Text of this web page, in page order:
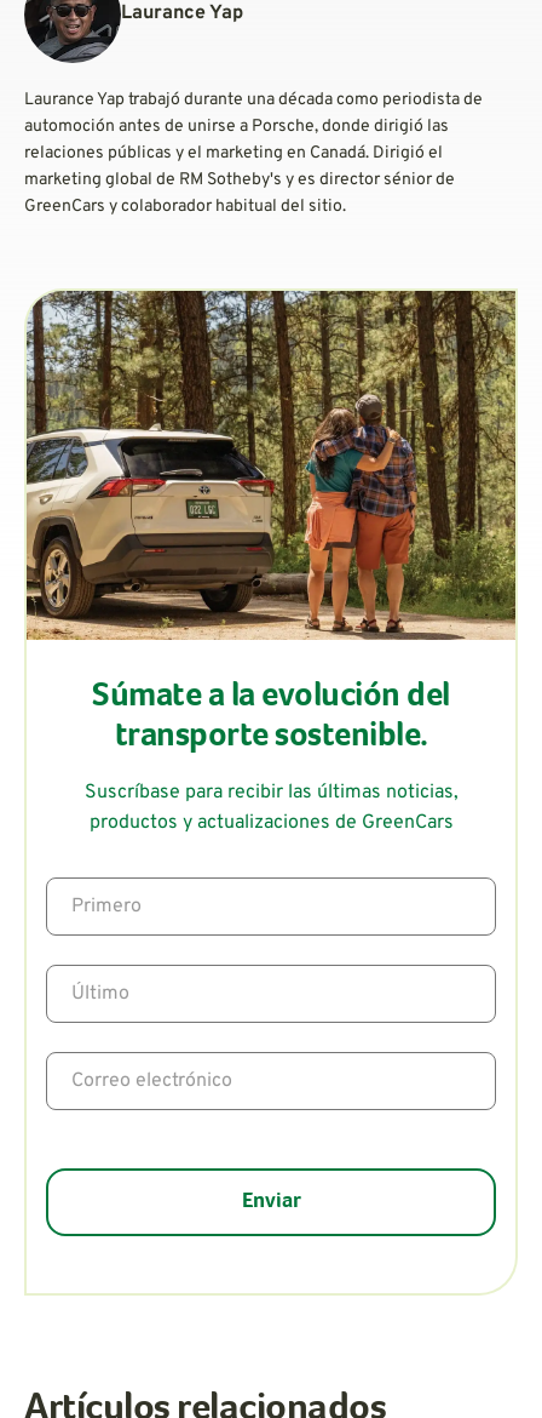
Laurance Yap
Laurance Yap trabajó durante una década como periodista de
automoción antes de unirse a Porsche, donde dirigió las
relaciones públicas y el marketing en Canadá. Dirigió el
marketing global de RM Sotheby's y es director sénior de
GreenCars y colaborador habitual del sitio.
Súmate a la evolución del
transporte sostenible.
Suscríbase para recibir las últimas noticias,
productos y actualizaciones de GreenCars